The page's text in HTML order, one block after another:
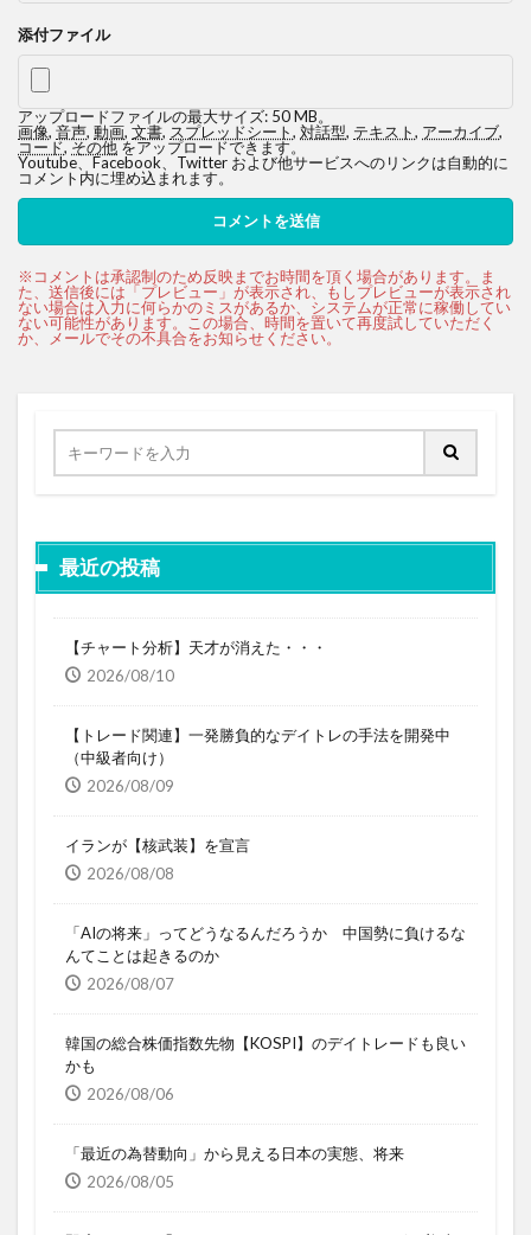
添付ファイル
アップロードファイルの最大サイズ: 50 MB。
画像, 音声, 動画, 文書, スプレッドシート, 対話型, テキスト, アーカイブ,
コード,その他をアップロードできます。
Youtube、Facebook、Twitter および他サービスへのリンクは自動的に
コメント内に埋め込まれます。
最近の投稿
【チャート分析】天才が消えた・・・
2026/08/10
【トレード関連】一発勝負的なデイトレの手法を開発中
（中級者向け）
2026/08/09
イランが【核武装】を宣言
2026/08/08
「AIの将来」ってどうなるんだろうか 中国勢に負けるな
んてことは起きるのか
2026/08/07
韓国の総合株価指数先物【KOSPI】のデイトレードも良い
かも
2026/08/06
「最近の為替動向」から見える日本の実態、将来
2026/08/05